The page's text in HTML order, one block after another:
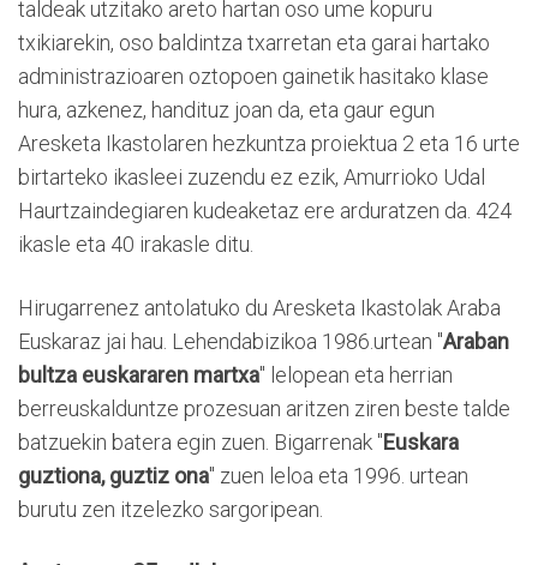
taldeak utzitako areto hartan oso ume kopuru
txikiarekin, oso baldintza txarretan eta garai hartako
administrazioaren oztopoen gainetik hasitako klase
hura, azkenez, handituz joan da, eta gaur egun
Aresketa Ikastolaren hezkuntza proiektua 2 eta 16 urte
birtarteko ikasleei zuzendu ez ezik, Amurrioko Udal
Haurtzaindegiaren kudeaketaz ere arduratzen da. 424
ikasle eta 40 irakasle ditu.
Hirugarrenez antolatuko du Aresketa Ikastolak Araba
Euskaraz jai hau. Lehendabizikoa 1986.urtean "Araban
bultza euskararen martxa" lelopean eta herrian
berreuskalduntze prozesuan aritzen ziren beste talde
batzuekin batera egin zuen. Bigarrenak "Euskara
guztiona, guztiz ona" zuen leloa eta 1996. urtean
burutu zen itzelezko sargoripean.